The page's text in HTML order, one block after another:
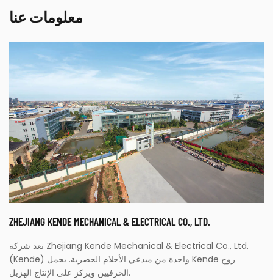
معلومات عنا
ZHEJIANG KENDE MECHANICAL & ELECTRICAL CO., LTD.
تعد شركة Zhejiang Kende Mechanical & Electrical Co., Ltd.
(Kende) واحدة من مبدعي الأحلام الحضرية. يحمل Kende روح
الحرفيين ويركز على الإنتاج الهزيل.